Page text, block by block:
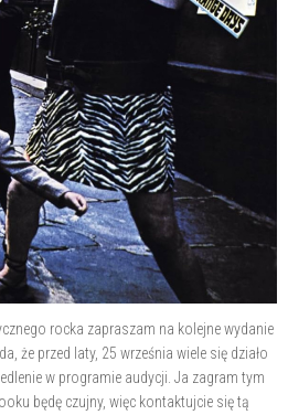
rocka zapraszam na kolejne wydanie
że przed laty, 25 września wiele się działo
w programie audycji. Ja zagram tym
będę czujny, więc kontaktujcie się tą